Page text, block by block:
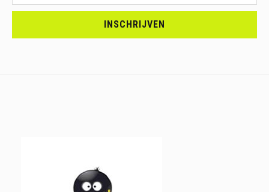
<br>SCHRIJF
INSCHRIJVEN